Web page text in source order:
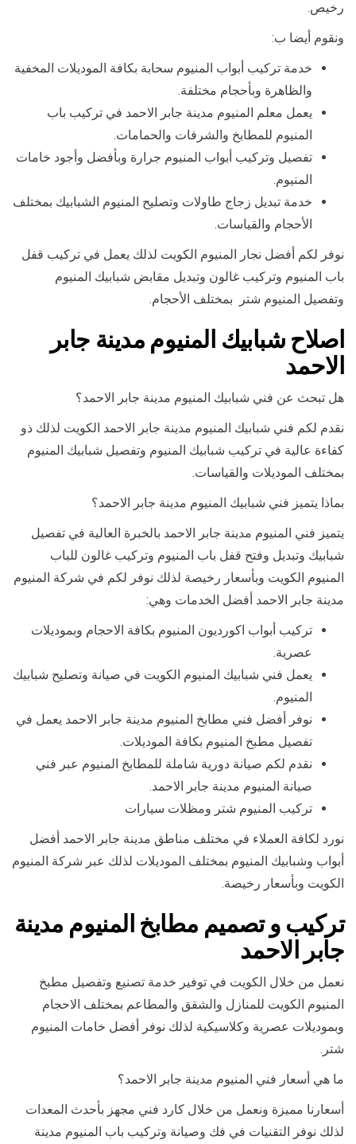
رخيص.
ونقوم أيضا ب:
خدمة تركيب أبواب المنيوم سحابة بكافة الموديلات المخفية
والظاهرة وبأحجام مختلفة.
يعمل معلم المنيوم مدينة جابر الاحمد في تركيب باب
المنيوم للمطابخ والشرفات والحمامات.
تفصيل وتركيب أبواب المنيوم جرارة وبأفضل وأجود خامات
المنيوم.
خدمة تبديل زجاج طاولات وتصليح المنيوم الشبابيك بمختلف
الأحجام والقياسات.
نوفر لكم أفضل نجار المنيوم الكويت لذلك يعمل في تركيب قفل
باب المنيوم وتركيب غالون وتبديل مقابض شبابيك المنيوم
وتفصيل المنيوم شتر بمختلف الأحجام.
اصلاح شبابيك المنيوم مدينة جابر
الاحمد
هل تبحث عن فني شبابيك المنيوم مدينة جابر الاحمد؟
نقدم لكم فني شبابيك المنيوم مدينة جابر الاحمد الكويت لذلك ذو
كفاءة عالية في تركيب شبابيك المنيوم وتفصيل شبابيك المنيوم
بمختلف الموديلات والقياسات.
بماذا يتميز فني شبابيك المنيوم مدينة جابر الاحمد؟
يتميز فني المنيوم مدينة جابر الاحمد بالخبرة العالية في تفصيل
شبابيك وتبديل وفتح قفل باب المنيوم وتركيب غالون للباب
المنيوم الكويت وبأسعار رخيصة لذلك نوفر لكم في شركة المنيوم
مدينة جابر الاحمد أفضل الخدمات وهي:
تركيب أبواب اكورديون المنيوم بكافة الاحجام وبموديلات
عصرية.
يعمل فني شبابيك المنيوم الكويت في صيانة وتصليح شبابيك
المنيوم.
نوفر أفضل فني مطابخ المنيوم مدينة جابر الاحمد يعمل في
تفصيل مطبخ المنيوم بكافة الموديلات.
نقدم لكم صيانة دورية شاملة للمطابخ المنيوم عبر فني
صيانة المنيوم مدينة جابر الاحمد.
تركيب المنيوم شتر ومظلات سيارات
نورد لكافة العملاء في مختلف مناطق مدينة جابر الاحمد أفضل
أبواب وشبابيك المنيوم بمختلف الموديلات لذلك عبر شركة المنيوم
الكويت وبأسعار رخيصة.
تركيب و تصميم مطابخ المنيوم مدينة
جابر الاحمد
نعمل من خلال الكويت في توفير خدمة تصنيع وتفصيل مطبخ
المنيوم الكويت للمنازل والشقق والمطاعم بمختلف الاحجام
وبموديلات عصرية وكلاسيكية لذلك نوفر أفضل خامات المنيوم
شتر.
ما هي أسعار فني المنيوم مدينة جابر الاحمد؟
أسعارنا مميزة ونعمل من خلال كارد فني مجهز بأحدث المعدات
لذلك نوفر التقنيات في فك وصيانة وتركيب باب المنيوم مدينة